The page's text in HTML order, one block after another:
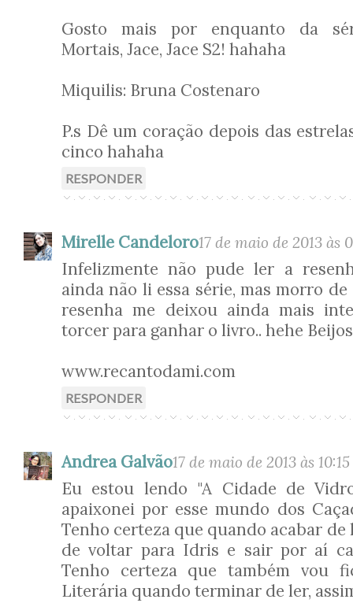
Gosto mais por enquanto da
Mortais, Jace, Jace S2! hahaha
Miquilis: Bruna Costenaro
P.s Dê um coração depois das
cinco hahaha
RESPONDER
Mirelle Candeloro17 de maio de 2013 às
Infelizmente não pude ler a
ainda não li essa série, mas morro
resenha me deixou ainda mais
torcer para ganhar o livro.. hehe
www.recantodami.com
RESPONDER
Andrea Galvão17 de maio de 2013 às 10:15
Eu estou lendo "A Cidade de
apaixonei por esse mundo dos
Tenho certeza que quando acabar
de voltar para Idris e sair por aí
Tenho certeza que também vou
Literária quando terminar de ler,